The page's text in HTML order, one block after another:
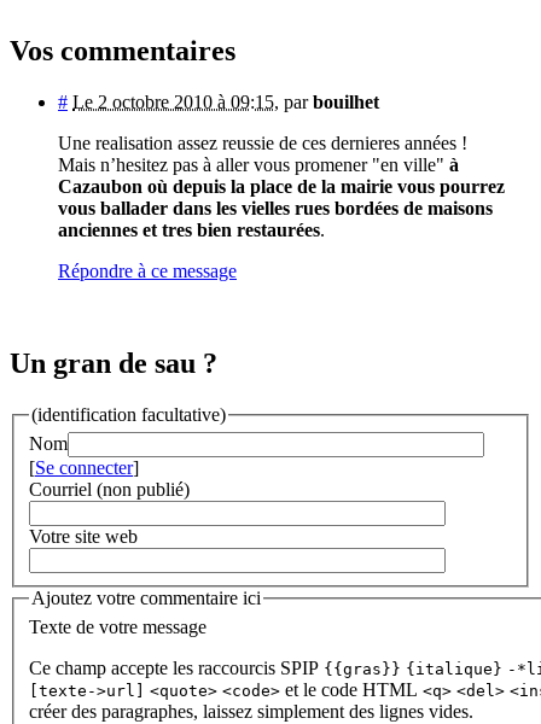
Vos commentaires
# Le 2 octobre 2010 à 09:15, parbouilhet
Une realisation assez reussie de ces dernieres années !
Mais n’hesitez pas à aller vous promener "en ville" à
Cazaubon où depuis la place de la mairie vous pourrez
vous ballader dans les vielles rues bordées de maisons
anciennes et tres bien restaurées.
Répondre à ce message
Un gran de sau ?
(identification facultative)
Nom
[Se connecter]
Courriel (non publié)
Votre site web
Ajoutez votre commentaire ici
Texte de votre message
Ce champ accepte les raccourcis SPIP {{gras}} {italique} -
[texte->url]
<quote> <code> et le code HTML <q> <del>
créer des paragraphes, laissez simplement des lignes vides.